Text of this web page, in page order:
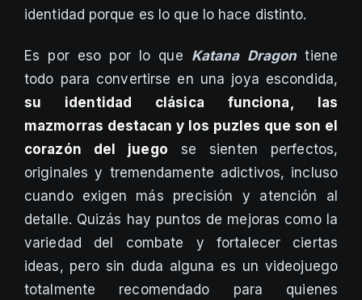
identidad porque es lo que lo hace distinto.
Es por eso por lo que Katana Dragon tiene
todo para convertirse en una joya escondida,
su identidad clásica funciona, las
mazmorras destacan y los puzles que son el
corazón del juego se sienten perfectos,
originales y tremendamente adictivos, incluso
cuando exigen más precisión y atención al
detalle. Quizás hay puntos de mejoras como la
variedad del combate y fortalecer ciertas
ideas, pero sin duda alguna es un videojuego
totalmente recomendado para quienes